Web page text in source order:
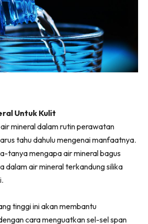
Untuk Kulit
mineral dalam rutin perawatan
tahu dahulu mengenai manfaatnya.
tanya mengapa air mineral bagus
dalam air mineral terkandung silika
tinggi ini akan membantu
cara menguatkan sel-sel span